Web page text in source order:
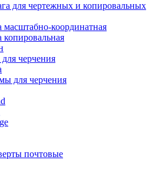
для чертежных и копировальных
масштабно-координатная
копировальная
черчения
для черчения
почтовые